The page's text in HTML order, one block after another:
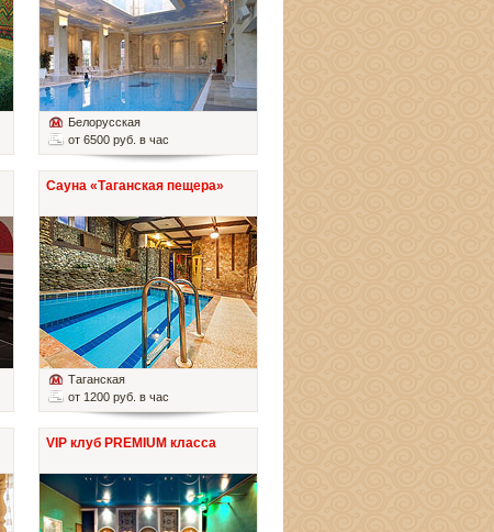
Белорусская
от 6500 руб. в час
Сауна «Таганская пещера»
Таганская
от 1200 руб. в час
VIP клуб PREMIUM класса